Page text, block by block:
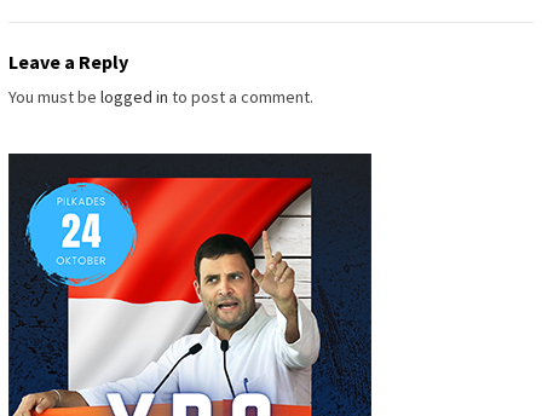
Leave a Reply
You must be logged in to post a comment.